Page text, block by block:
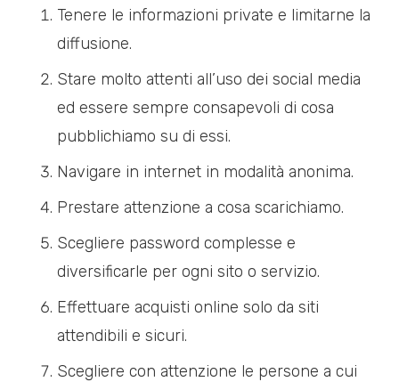
Tenere le informazioni private e limitarne la
diffusione.
Stare molto attenti all’uso dei social media
ed essere sempre consapevoli di cosa
pubblichiamo su di essi.
Navigare in internet in modalità anonima.
Prestare attenzione a cosa scarichiamo.
Scegliere password complesse e
diversificarle per ogni sito o servizio.
Effettuare acquisti online solo da siti
attendibili e sicuri.
Scegliere con attenzione le persone a cui